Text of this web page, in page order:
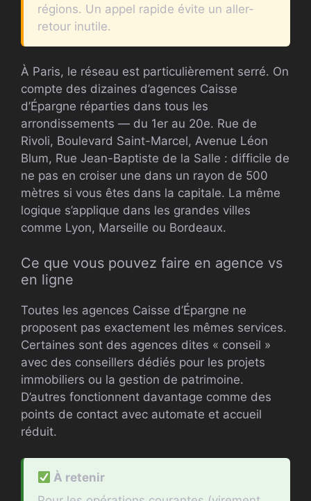
régions. Un appel rapide évite un aller-
retour inutile.
À Paris, le réseau est particulièrement serré. On
compte des dizaines d’agences Caisse
d’Épargne réparties dans tous les
arrondissements — du 1er au 20e. Rue de
Rivoli, Boulevard Saint-Marcel, Avenue Léon
Blum, Rue Jean-Baptiste de la Salle : difficile de
ne pas en croiser une dans un rayon de 500
mètres si vous êtes dans la capitale. La même
logique s’applique dans les grandes villes
comme Lyon, Marseille ou Bordeaux.
Ce que vous pouvez faire en agence vs
en ligne
Toutes les agences Caisse d’Épargne ne
proposent pas exactement les mêmes services.
Certaines sont des agences dites « conseil »
avec des conseillers dédiés pour les projets
immobiliers ou la gestion de patrimoine.
D’autres fonctionnent davantage comme des
points de contact avec automate et accueil
réduit.
À retenir